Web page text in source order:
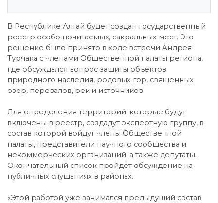
В Республике Алтай будет создан государственный
реестр особо почитаемых, сакральных мест. Это
решение было принято в ходе встречи Андрея
Турчака с членами Общественной палаты региона,
где обсуждался вопрос защиты объектов
природного наследия, родовых гор, священных
озер, перевалов, рек и источников.
Для определения территорий, которые будут
включены в реестр, создадут экспертную группу, в
состав которой войдут члены Общественной
палаты, представители научного сообщества и
некоммерческих организаций, а также депутаты.
Окончательный список пройдёт обсуждение на
публичных слушаниях в районах.
«Этой работой уже занимался предыдущий состав